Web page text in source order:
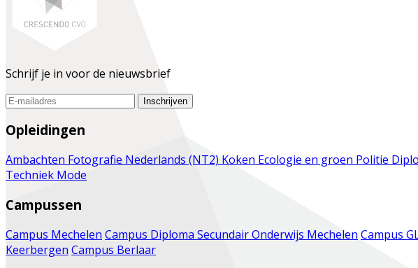
Schrijf je in voor de nieuwsbrief
Inschrijven
Opleidingen
Ambachten Fotografie Nederlands (NT2) Koken Ecologie en groen Politie
Techniek Mode
Campussen
Campus Mechelen Campus Diploma Secundair Onderwijs MechelenCampus
Keerbergen Campus Berlaar